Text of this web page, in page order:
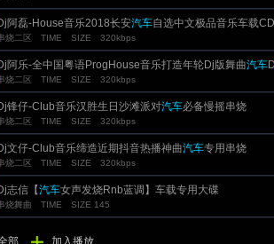
阿磊-House音乐2018长安汽车自选中文极品音乐车载
烧二区 TIME SIZE 320kbps
阿乐-全中国粤语ProgHouse音乐打造年轮Dj版舞曲汽车
串烧
烧二区 TIME SIZE 320kbps
锋仔-Club音乐汉胜生日沙滩派对汽车必备慢摇串烧
烧二区 TIME SIZE 320kbps
文仔-Club音乐缔造近期抖音热播神曲汽车专用串烧
烧二区 TIME SIZE 320kbps
志信【汽车女声发烧Rnb蓝调】车载专用大碟
烧舞曲 TIME SIZE 145
部 加入播放